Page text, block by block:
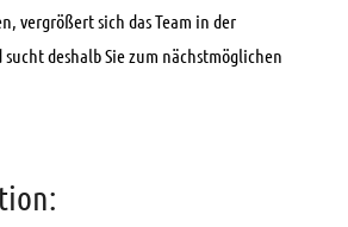
vergrößert sich das Team in der
deshalb Sie zum nächstmöglichen